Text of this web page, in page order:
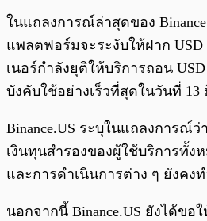
ในแถลงการณ์ล่าสุดของ
แพลตฟอร์มจะระงับให้ฝาก
เนอร์กำลังยุติให้บริการถอน
บังคับใช้อย่างเร็วที่สุดในวันที่ 13
Binance.US ระบุในแถลงการณ์
เงินทุนสำรองของผู้ใช้บริการทั้ง
และการดำเนินการต่าง ๆ ยังคง
นอกจากนี้ Binance.US ยังได้ขอ